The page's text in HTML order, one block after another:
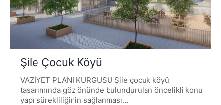
Şile Çocuk Köyü
VAZİYET PLANI KURGUSU Şile çocuk köyü
tasarımında göz önünde bulundurulan öncelikli konu
yapı sürekliliğinin sağlanması…